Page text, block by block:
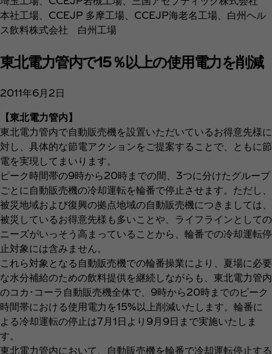
本社工場、CCEJP 多摩工場、CCEJP海老名工場、白州ヘル
ス飲料株式会社 白州工場
東北電力管内で15％以上の使用電力を削減
2011年6月2日
【東北電力管内】
東北電力管内で自動販売機を設置いただいているお得意先様に
対し、具体的な節電アクションをご提案することで、ともに節
電を実現してまいります。
ピーク時間帯の9時から20時までの間、3つに分けたグループ
ごとに自動販売機の冷却運転を輪番で停止させます。ただし、
被災地域および復興の拠点地域の自動販売機につきましては、
被災しているお得意先様も多いことや、ライフラインとしての
ニーズがいっそう高まっていることから、輪番での冷却運転停
止対象には含みません。
これら対象となる自動販売機での輪番操業により、夏場に必要
な水分補給のための飲料提供を継続しながらも、東北電力管内
のコカ･コーラ自動販売機全体で、9時から20時までのピーク
時間帯における使用電力を15%以上削減いたします。輪番に
よる冷却運転の停止は7月1日より9月9日まで実施いたしま
す。
東北電力管内において、自動販売機を輪番で冷却運転停止する